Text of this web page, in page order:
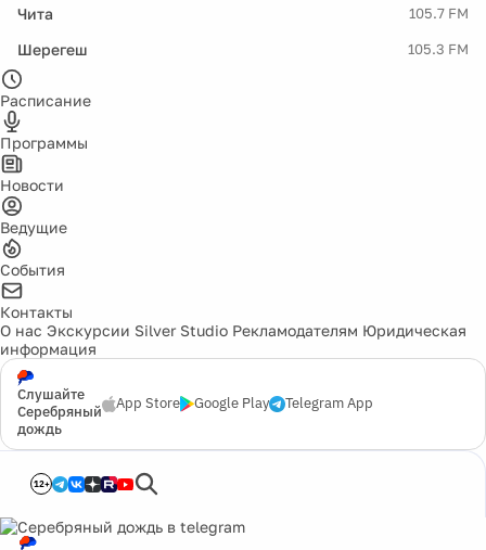
Чита 105.7 FM
Шерегеш 105.3 FM
Расписание
Программы
Новости
Ведущие
События
Контакты
О нас Экскурсии Silver Studio Рекламодателям Юридическая
информация
Слушайте
Серебряный
дождь
App Store Google Play Telegram App
12+